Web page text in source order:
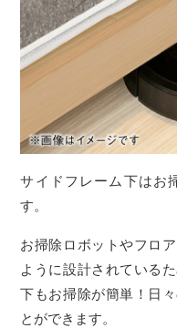
サイドフレーム下はお
す。
お掃除ロボットやフロ
ように設計されている
下もお掃除が簡単！日
とができます。